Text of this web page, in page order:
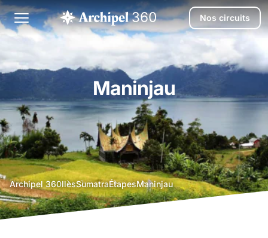
Nos circuits
Maninjau
Archipel 360agence
voyage
bali
IlesSumatraÉtapesManinjau